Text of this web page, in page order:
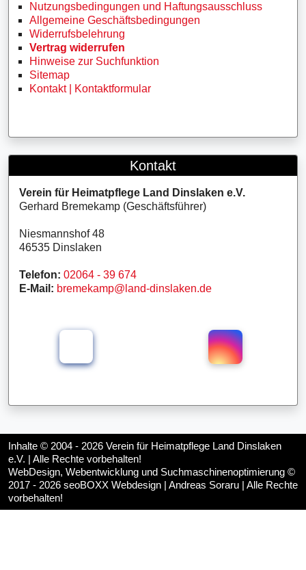
Nutzungsbedingungen und Haftungsausschluss
Allgemeine Geschäftsbedingungen
Widerrufsbelehrung
Vertrag widerrufen
Hinweise zur Suchfunktion
Sitemap
Kontakt | Kontaktformular
Kontakt
Verein für Heimatpflege Land Dinslaken e.V.
Gerhard Bremekamp (Geschäftsführer)
Niesmannshof 48
46535 Dinslaken
Telefon: 02064 - 39 674
E-Mail: bremekamp@land-dinslaken.de
Inhalte © 2004 - 2026 Verein für Heimatpflege Land Dinslaken
e.V. | Alle Rechte vorbehalten!
WebDesign, Webentwicklung und Suchmaschinenoptimierung ©
2017 - 2026 seoBOXX Webdesign | Andreas Soraru | Alle Rechte
vorbehalten!